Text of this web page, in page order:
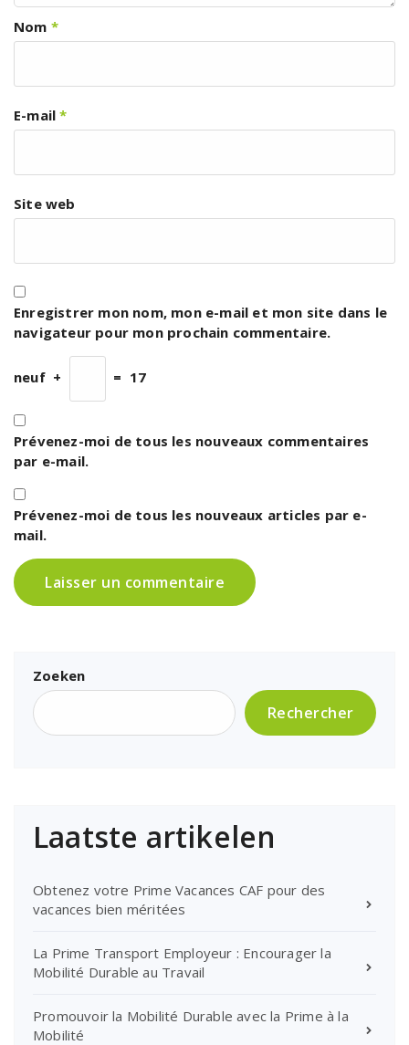
Nom *
E-mail*
Site web
Enregistrer mon nom, mon e-mail et mon site dans le
navigateur pour mon prochain commentaire.
neuf + = 17
Prévenez-moi de tous les nouveaux commentaires
par e-mail.
Prévenez-moi de tous les nouveaux articles par e-
mail.
Zoeken
Rechercher
Laatste artikelen
Obtenez votre Prime Vacances CAF pour des
vacances bien méritées
La Prime Transport Employeur : Encourager la
Mobilité Durable au Travail
Promouvoir la Mobilité Durable avec la Prime à la
Mobilité